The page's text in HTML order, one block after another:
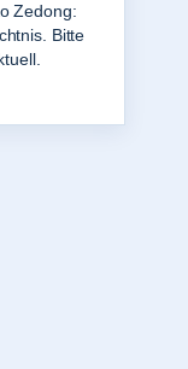
Bäumer
aktuelle...